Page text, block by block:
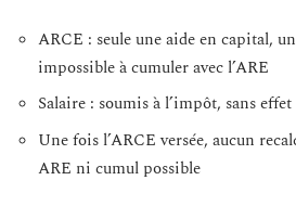
ARCE : seule une aide en capital,
impossible à cumuler avec l’ARE
Salaire : soumis à l’impôt, sans
Une fois l’ARCE versée, aucun
ARE ni cumul possible